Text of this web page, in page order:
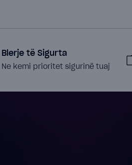
Blerje të Sigurta
Ne kemi prioritet sigurinë tuaj